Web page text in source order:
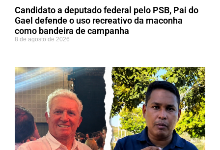
Candidato a deputado federal pelo PSB, Pai do
Gael defende o uso recreativo da maconha
como bandeira de campanha
8 de agosto de 2026